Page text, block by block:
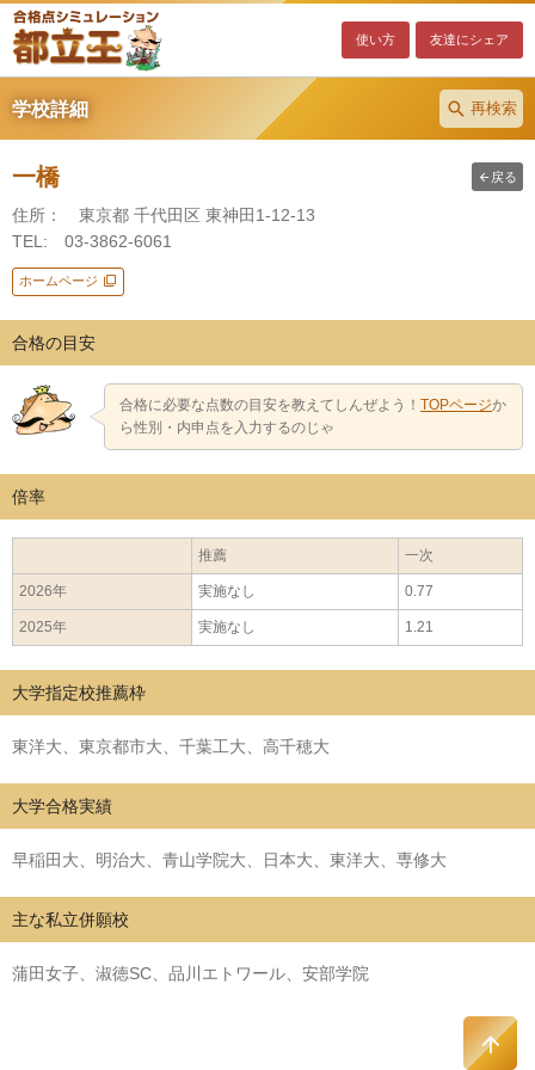
使い方 友達にシェア
学校詳細 再検索
一橋 戻る
住所： 東京都 千代田区 東神田1-12-13
TEL: 03-3862-6061
ホームページ
合格の目安
合格に必要な点数の目安を教えてしんぜよう！ TOPページか
ら性別・内申点を入力するのじゃ
倍率
推薦 一次
2026年 実施なし 0.77
2025年 実施なし 1.21
大学指定校推薦枠
東洋大、東京都市大、千葉工大、高千穂大
大学合格実績
早稲田大、明治大、青山学院大、日本大、東洋大、専修大
主な私立併願校
蒲田女子、淑徳SC、品川エトワール、安部学院